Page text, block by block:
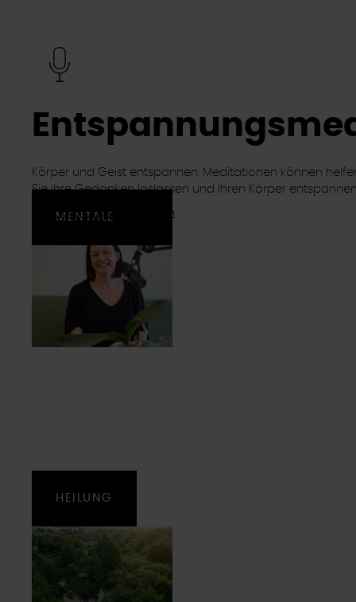
MENTALE
STÄRKE
Körper und Geist entspannen: Meditationen können
Sie Ihre Gedanken loslassen und Ihren Körper
Entspannungsmeditation
HEILUNG